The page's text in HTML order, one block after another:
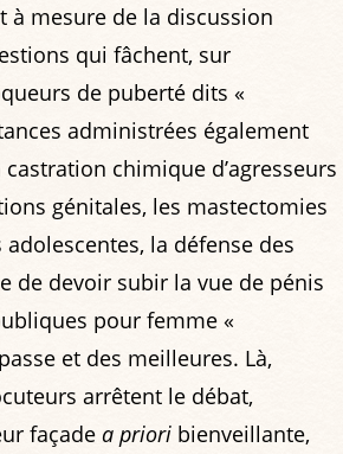
à mesure de la discussion
qui fâchent, sur
de puberté dits «
administrées également
chimique d’agresseurs
génitales, les mastectomies
la défense des
de devoir subir la vue de pénis
pour femme «
et des meilleures. Là,
arrêtent le débat,
façade a priori bienveillante,